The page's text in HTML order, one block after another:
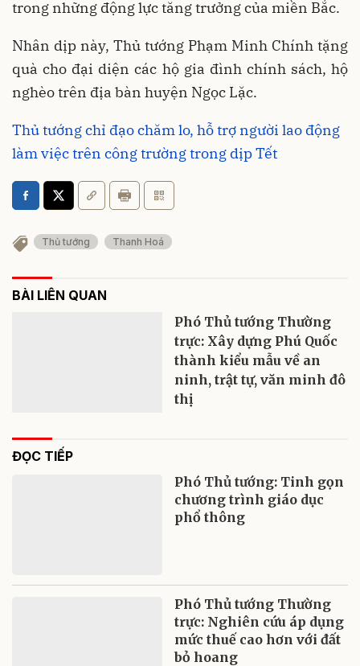
trong những động lực tăng trưởng của miền Bắc.
Nhân dịp này, Thủ tướng Phạm Minh Chính tặng
quà cho đại diện các hộ gia đình chính sách, hộ
nghèo trên địa bàn huyện Ngọc Lặc.
Thủ tướng chỉ đạo chăm lo, hỗ trợ người lao động
làm việc trên công trường trong dịp Tết
Thủ tướng Thanh Hoá
BÀI LIÊN QUAN
Phó Thủ tướng Thường
trực: Xây dựng Phú Quốc
thành kiểu mẫu về an
ninh, trật tự, văn minh đô
thị
ĐỌC TIẾP
Phó Thủ tướng: Tinh gọn
chương trình giáo dục
phổ thông
Phó Thủ tướng Thường
trực: Nghiên cứu áp dụng
mức thuế cao hơn với đất
bỏ hoang